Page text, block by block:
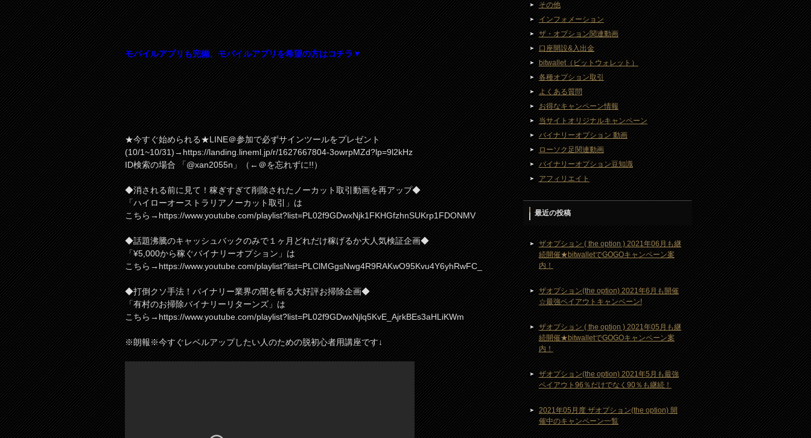
モバイルアプリも完備、モバイルアプリを希望の方はコチラ▼
★今すぐ始められる★LINE＠参加で必ずサインツールをプレゼント
(10/1~10/31)→https://landing.lineml.jp/r/1627667804-3owrpMZd?lp=9l2kHz
ID検索の場合 「@xan2055n」（←＠を忘れずに!!）
◆消される前に見て！稼ぎすぎて削除されたノーカット取引動画を再アップ◆
「ハイローオーストラリアノーカット取引」は
こちら→https://www.youtube.com/playlist?list=PL02f9GDwxNjk1FKHGfzhnSUKrp1FDONMV
◆話題沸騰のキャッシュバックのみで１ヶ月どれだけ稼げるか大人気検証企画◆
「¥5,000から稼ぐバイナリーオプション」は
こちら→https://www.youtube.com/playlist?list=PLClMGgsNwg4R9RAKwO95Kvu4Y6yhRwFC_
◆打倒クソ手法！バイナリー業界の闇を斬る大好評お掃除企画◆
「有村のお掃除バイナリーリターンズ」は
こちら→https://www.youtube.com/playlist?list=PL02f9GDwxNjlq5KvE_AjrkBEs3aHLiKWm
※朗報※今すぐレベルアップしたい人のための脱初心者用講座です↓
その他
インフォメーション
ザ・オプション関連動画
口座開設&入出金
bitwallet（ビットウォレット）
各種オプション取引
よくある質問
お得なキャンペーン情報
当サイトオリジナルキャンペーン
バイナリーオプション 動画
ローソク足関連動画
バイナリーオプション豆知識
アフィリエイト
最近の投稿
ザオプション ( the option ) 2021年06月も継
続開催★bitwalletでGOGOキャンペーン案
内！
ザオプション(the option) 2021年6月も開催
☆最強ペイアウトキャンペーン!
ザオプション ( the option ) 2021年05月も継
続開催★bitwalletでGOGOキャンペーン案
内！
ザオプション(the option) 2021年5月も最強
ペイアウト96％だけでなく90％も継続！
2021年05月度 ザオプション(the option) 開
催中のキャンペーン一覧